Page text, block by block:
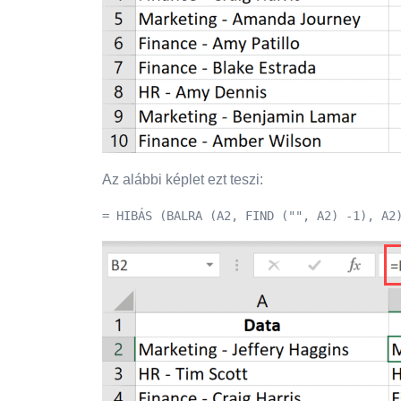
Az alábbi képlet ezt teszi:
= HIBÁS (BALRA (A2, FIND ("", A2) -1),